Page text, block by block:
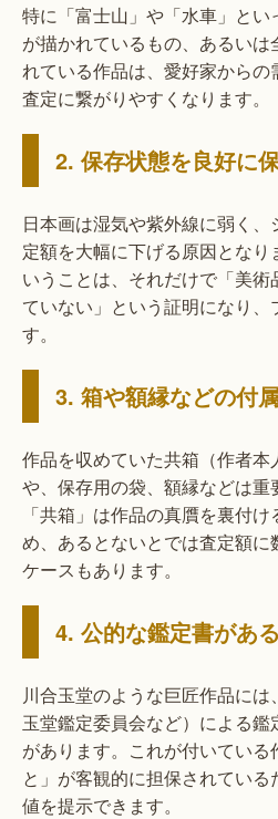
特に「富士山」や「水車」とい
が描かれているもの、あるいは
れている作品は、愛好家から
査定に繋がりやすくなります。
2. 保存状態を良好に
日本画は湿気や紫外線に弱く
定額を大幅に下げる原因となり
いうことは、それだけで「美
ていない」という証明になり、
す。
3. 箱や額縁などの付
作品を収めていた共箱（作者本
や、保存用の袋、額縁などは重
「共箱」は作品の真贋を裏付
め、あるとないとでは査定額に
ケースもあります。
4. 公的な鑑定書があ
川合玉堂のような巨匠作品に
玉堂鑑定委員会など）による鑑
があります。これが付いている
と」が客観的に担保されてい
値を提示できます。